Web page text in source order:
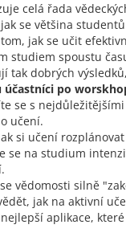
celá řada
se většina
jak se učit
studiem spoustu
tak dobrých
účastníci po
se s
učení.
si učení
se na studium
vědomosti silně
jak na aktivní
aplikace,